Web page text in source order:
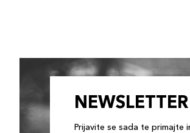
NEWSLETTER
Prijavite se sada te primajte